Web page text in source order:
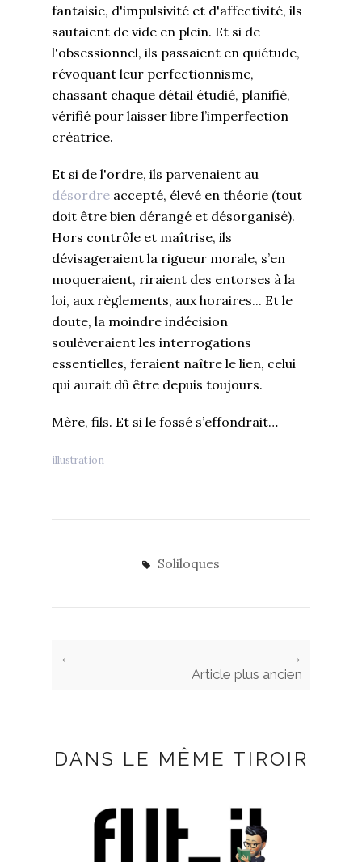
fantaisie, d'impulsivité et d'affectivité, ils
sautaient de vide en plein. Et si de
l'obsessionnel, ils passaient en quiétude,
révoquant leur perfectionnisme,
chassant chaque détail étudié, planifié,
vérifié pour laisser libre l’imperfection
créatrice.
Et si de l'ordre, ils parvenaient au
désordre accepté, élevé en théorie (tout
doit être bien dérangé et désorganisé).
Hors contrôle et maîtrise, ils
dévisageraient la rigueur morale, s’en
moqueraient, riraient des entorses à la
loi, aux règlements, aux horaires... Et le
doute, la moindre indécision
soulèveraient les interrogations
essentielles, feraient naître le lien, celui
qui aurait dû être depuis toujours.
Mère, fils. Et si le fossé s’effondrait…
illustration
Soliloques
← →
Article plus ancien
DANS LE MÊME TIROIR